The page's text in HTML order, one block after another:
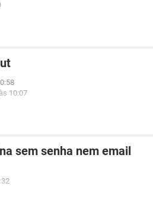
10:07
sem senha nem email